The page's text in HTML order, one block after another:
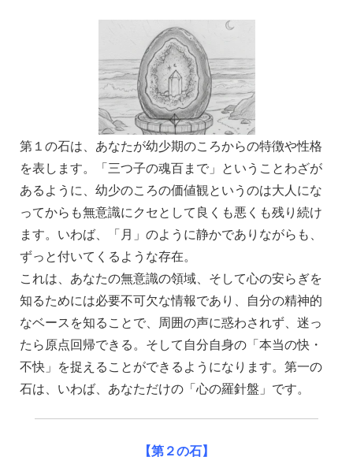
第１の石は、あなたが幼少期のころからの特徴や性格
を表します。「三つ子の魂百まで」ということわざが
あるように、幼少のころの価値観というのは大人にな
ってからも無意識にクセとして良くも悪くも残り続け
ます。いわば、「月」のように静かでありながらも、
ずっと付いてくるような存在。
これは、あなたの無意識の領域、そして心の安らぎを
知るためには必要不可欠な情報であり、自分の精神的
なベースを知ることで、 周囲の声に惑わされず、迷っ
たら原点回帰できる。そして自分自身の「本当の快・
不快」を捉えることができるようになります。第一の
石は、いわば、あなただけの「心の羅針盤」です。
【第２の石】